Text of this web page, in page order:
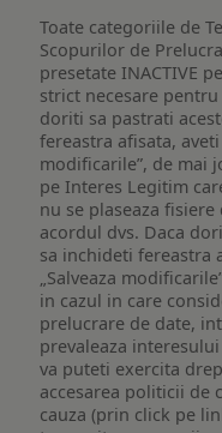
Toate categoriile de
Scopurilor de
presetate INACTIVE
strict necesare
doriti sa pastrati
fereastra afisata,
modificarile”, de mai
pe Interes Legitim
nu se plaseaza
acordul dvs. Daca
sa inchideti fereastra
„Salveaza
in cazul in care
prelucrare de date,
prevaleaza
va puteti exercita
accesarea politicii de
cauza (prin click pe